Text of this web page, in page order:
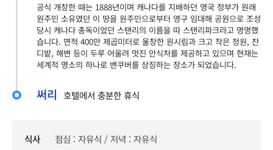
공식 개장한 때는 1888년이며 캐나다를 지배하던 영국 정부가 원래
원주민 소유였던 이 땅을 원주민으로부터 영구 임대해 공원으로 조성
당시 캐나다 총독이었던 스탠리의 이름을 따 스탠리파크라고 명명했
습니다. 면적 400만 제곱미터로 울창한 원시림과 크고 작은 정원, 잔
디밭, 해변 등이 두루 어울려 멋진 안식처를 제공하고 있으며 현재는
세계적 명소의 하나로 밴쿠버를 상징하는 장소가 되었습니다.
써리 호텔에서 충분한 휴식
식사
점심 : 자유식 / 저녁 : 자유식